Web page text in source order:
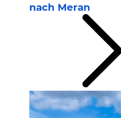
nach Meran